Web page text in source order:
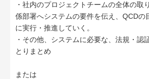
・社内のプロジェクトチームの全体の取
係部署へシステムの要件を伝え、QCDの
に実行・推進していく。
・その他、システムに必要な、法規・認
とりまとめ
または